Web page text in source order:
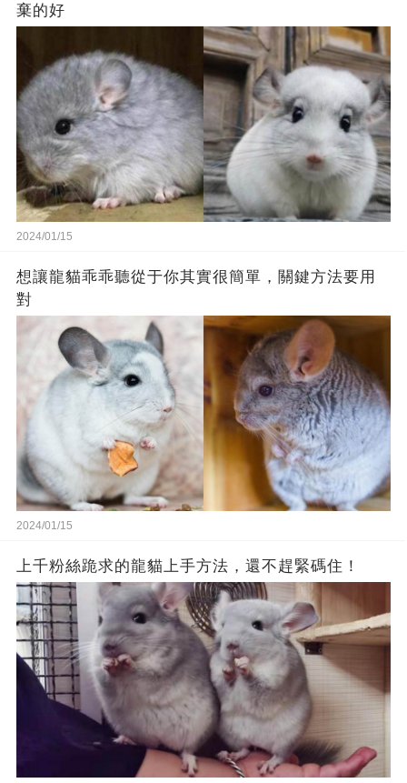
棄的好
2024/01/15
想讓龍貓乖乖聽從于你其實很簡單，關鍵方法要用
對
2024/01/15
上千粉絲跪求的龍貓上手方法，還不趕緊碼住！